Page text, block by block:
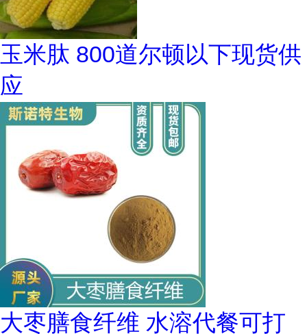
玉米肽 800道尔顿以下现货供
应
大枣膳食纤维 水溶代餐可打